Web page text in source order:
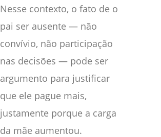
Nesse contexto, o fato de o
pai ser ausente — não
convívio, não participação
nas decisões — pode ser
argumento para justificar
que ele pague mais,
justamente porque a carga
da mãe aumentou.